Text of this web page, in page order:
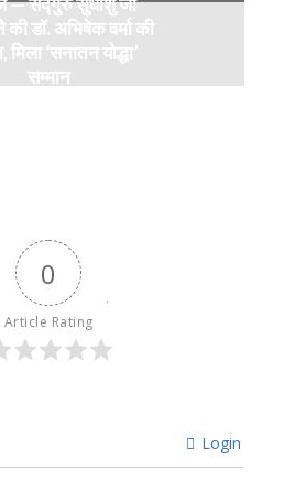
की डॉ. अभिषेक वर्मा की
मिला ‘सनातन योद्धा’
सम्मान
0
Article Rating
Login